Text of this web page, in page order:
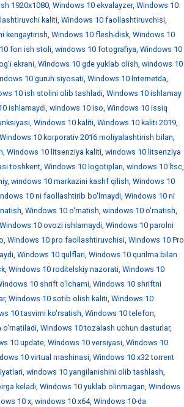
1920x1080, Windows 10 ekvalayzer, Windows 10
kaliti, Windows 10 faollashtiruvchisi,
kengaytirish, Windows 10 flesh-disk, Windows 10
fon ish stoli, windows 10 fotografiya, Windows 10
ekrani, Windows 10 gde yuklab olish, windows 10
10 guruh siyosati, Windows 10 Internetda,
10 ish stolini olib tashladi, Windows 10 ishlamay
ishlamaydi, windows 10 iso, Windows 10 issiq
, Windows 10 kaliti, Windows 10 kaliti 2019,
Windows 10 korporativ 2016 moliyalashtirish bilan,
, Windows 10 litsenziya kaliti, windows 10 litsenziya
toshkent, Windows 10 logotiplari, windows 10 ltsc,
, windows 10 markazini kashf qilish, Windows 10
10 ni faollashtirib bo'lmaydi, Windows 10 ni
, Windows 10 o'rnatish, windows 10 o'rnatish,
Windows 10 ovozi ishlamaydi, Windows 10 parolni
, Windows 10 pro faollashtiruvchisi, Windows 10 Pro
, Windows 10 qulflari, Windows 10 qurilma bilan
, Windows 10 roditelskiy nazorati, Windows 10
10 shrift o'lchami, Windows 10 shriftni
, Windows 10 sotib olish kaliti, Windows 10
10 tasvirni ko'rsatish, Windows 10 telefon,
o'rnatiladi, Windows 10 tozalash uchun dasturlar,
10 update, Windows 10 versiyasi, Windows 10
10 virtual mashinasi, Windows 10 x32 torrent
, windows 10 yangilanishini olib tashlash,
keladi, Windows 10 yuklab olinmagan, Windows
10 х, windows 10 х64, Windows 10-da